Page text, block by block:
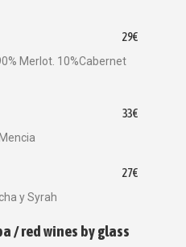
29€
Merlot. 10%Cabernet
33€
27€
y Syrah
/ red wines by glass